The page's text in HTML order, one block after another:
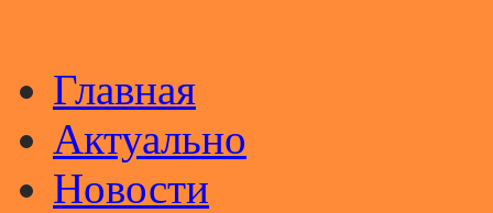
Главная
Актуально
Новости